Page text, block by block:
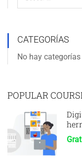
CATEGORÍAS
No hay categorías
POPULAR